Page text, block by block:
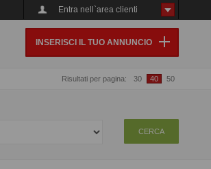
Entra nell`area clienti
INSERISCI IL TUO ANNUNCIO
Risultati per pagina: 30 40 50
CERCA